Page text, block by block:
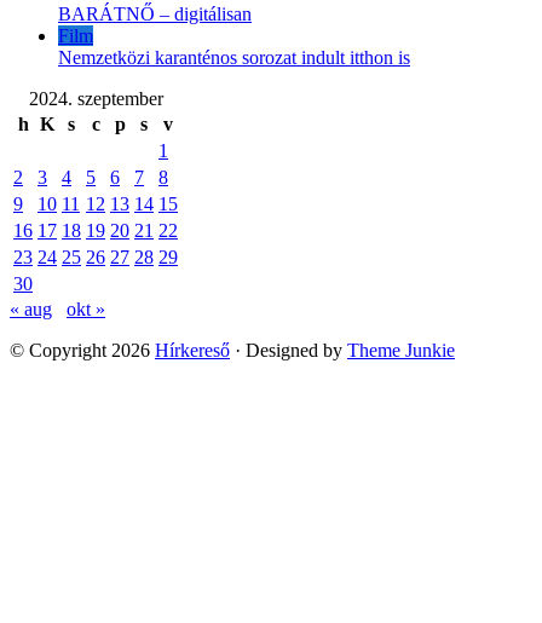
BARÁTNŐ – digitálisan
Film
Nemzetközi karanténos sorozat indult itthon is
2024. szeptember
h K s c p s
v
1
2
3 4 5 6 7
8
9
10 11 12 13 14 15
16 17 18 19 20 21 22
23 24 25 26 27 28 29
30
« aug
okt »
© Copyright 2026 Hírkereső · Designed by Theme Junkie